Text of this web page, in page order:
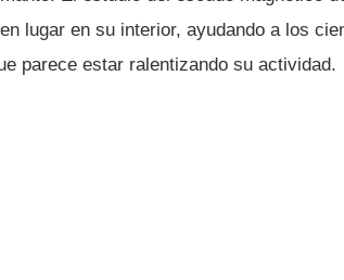
lugar en su interior, ayudando a los
parece estar ralentizando su actividad.